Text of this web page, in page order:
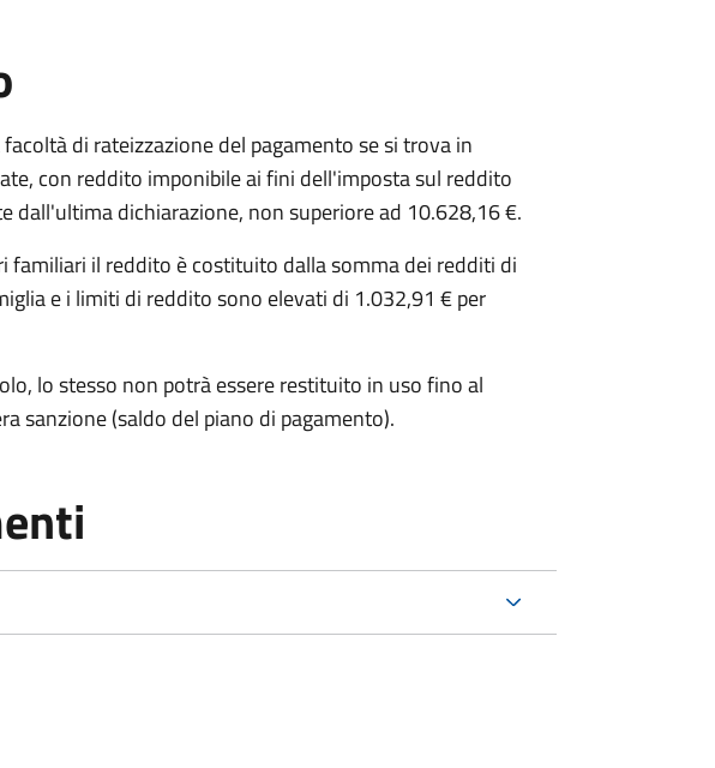
di rateizzazione del pagamento se si trova in
con reddito imponibile ai fini dell'imposta sul reddito
dall'ultima dichiarazione, non superiore ad 10.628,16 €.
familiari il reddito è costituito dalla somma dei redditi di
e i limiti di reddito sono elevati di 1.032,91 € per
lo stesso non potrà essere restituito in uso fino al
sanzione (saldo del piano di pagamento).